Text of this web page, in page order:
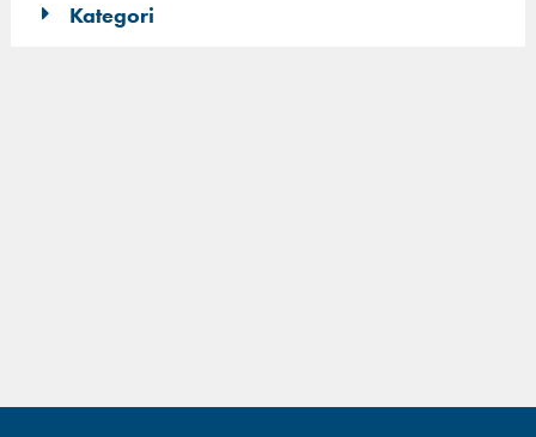
Kategori